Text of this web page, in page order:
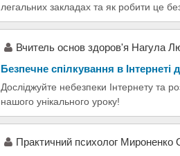
легальних закладах та як робити це
Вчитель основ здоров'я Нагула
Безпечне спілкування в Інтернеті
Досліджуйте небезпеки Інтернету та
нашого унікального уроку!
Практичний психолог Мироненко